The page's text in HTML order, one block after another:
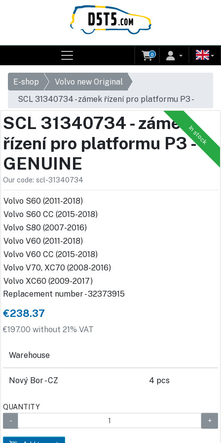
0
E-shop
Volvo new Original
SCL 31340734 - zámek řízení pro platformu P3 -
GENUINE
In stock
SCL 31340734 - zámek
řízení pro platformu P3 -
GENUINE
Our code: scl-31340734
Volvo S60 (2011-2018)
Volvo S60 CC (2015-2018)
Volvo S80 (2007-2016)
Volvo V60 (2011-2018)
Volvo V60 CC (2015-2018)
Volvo V70, XC70 (2008-2016)
Volvo XC60 (2009-2017)
Replacement number - 32373915
€238.37
€197.00 without 21% VAT
Warehouse
Nový Bor - CZ 4 pcs
QUANTITY